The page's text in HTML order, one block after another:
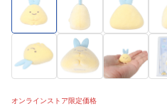
オンラインストア限定価格